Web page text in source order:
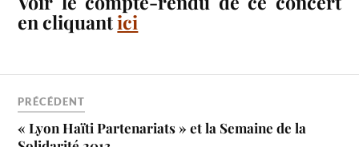
en cliquantici
PRÉCÉDENT
« Lyon Haïti Partenariats » et la Semaine de la